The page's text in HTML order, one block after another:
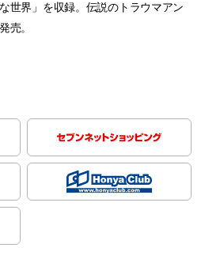
世界」を収録。伝説のトラウマアン
売。